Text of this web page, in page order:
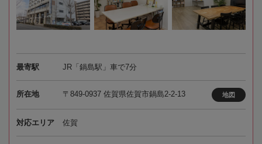
最寄駅 JR「鍋島駅」車で7分
所在地 〒849-0937 佐賀県佐賀市鍋島2-2-13 地図
対応エリア 佐賀